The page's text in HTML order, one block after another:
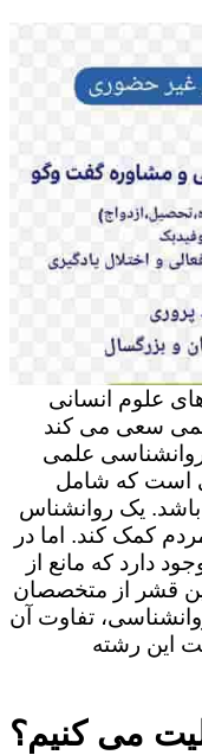
علوم انسانی
سعی می کند
روانشناسی علمی
است که شامل
یک روانشناس
کمک کند. اما در
دارد که مانع از
قشر از متخصصان
تفاوت آن
این رشته
می کنیم؟